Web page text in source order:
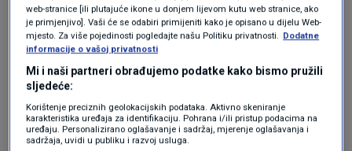
Oglas
web-stranice [ili plutajuće ikone u donjem lijevom kutu web stranice, ako
je primjenjivo]. Vaši će se odabiri primijeniti kako je opisano u dijelu Web-
mjesto. Za više pojedinosti pogledajte našu Politiku privatnosti. Dodatne
informacije o vašoj privatnosti
Mi i naši partneri obrađujemo podatke kako bismo pružili
sljedeće:
Korištenje preciznih geolokacijskih podataka. Aktivno skeniranje
karakteristika uređaja za identifikaciju. Pohrana i/ili pristup podacima na
uređaju. Personalizirano oglašavanje i sadržaj, mjerenje oglašavanja i
sadržaja, uvidi u publiku i razvoj usluga.